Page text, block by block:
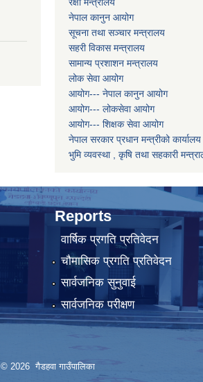
रक्षा मन्त्रालय
नेपाल कानुन आयोग
सूचना तथा सञ्चार मन्त्रालय
सहरी विकास मन्त्रालय
सामान्य प्रशाशन मन्त्रालय
लोक सेवा आयोग
आयोग--- नेपाल कानुन आयोग
आयोग--- लोकसेवा आयोग
आयोग--- शिक्षक सेवा आयोग
नेपाल सरकार प्रधान मन्त्रीको कार्यालय
भुमि व्यवस्था , कृषि तथा सहकारी
Reports
वार्षिक प्रगति प्रतिवेदन
चौमासिक प्रगति प्रतिवेदन
सार्वजनिक सुनुवाई
सार्वजनिक परीक्षण
© 2026 गैडहवा गाउँपालिका